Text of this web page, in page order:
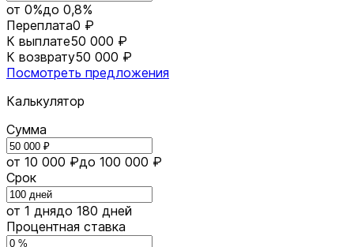
от 0%до 0,8%
Переплата0 ₽
К выплате50 000 ₽
К возврату50 000 ₽
Посмотреть предложения
Калькулятор
Сумма
от 10 000 ₽до 100 000 ₽
Срок
от 1 днядо 180 дней
Процентная ставка